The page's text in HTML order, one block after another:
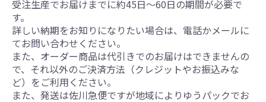
受注生産でお届けまでに約45日～60日の期間が必要で
す。
詳しい納期をお知りになりたい場合は、電話かメールに
てお問い合わせください。
また、オーダー商品は代引きでのお届けはできませんの
で、それ以外のご決済方法（クレジットやお振込みな
ど）をご利用ください。
また、発送は佐川急便ですが地域によりゆうパックでお